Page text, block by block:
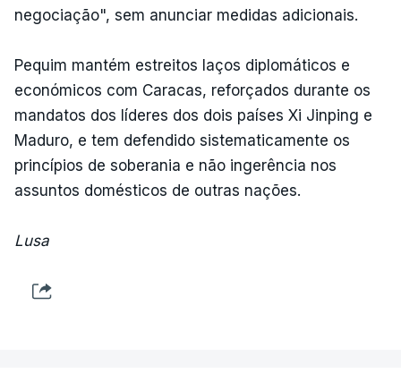
negociação", sem anunciar medidas adicionais.
Pequim mantém estreitos laços diplomáticos e
económicos com Caracas, reforçados durante os
mandatos dos líderes dos dois países Xi Jinping e
Maduro, e tem defendido sistematicamente os
princípios de soberania e não ingerência nos
assuntos domésticos de outras nações.
Lusa